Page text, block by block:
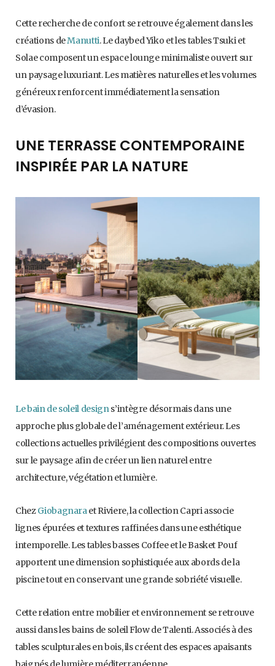
Cette recherche de confort se retrouve également dans les
créations deManutti. Le daybed Yiko et les tables Tsuki et
Solae composent un espace lounge minimaliste ouvert sur
un paysage luxuriant. Les matières naturelles et les volumes
généreux renforcent immédiatement la sensation
d’évasion.
UNE TERRASSE CONTEMPORAINE
INSPIRÉE PAR LA NATURE
Le bain de soleil designs’intègre désormais dans une
approche plus globale de l’aménagement extérieur. Les
collections actuelles privilégient des compositions ouvertes
sur le paysage afin de créer un lien naturel entre
architecture, végétation et lumière.
ChezGiobagnaraet Riviere, la collection Capri associe
lignes épurées et textures raffinées dans une esthétique
intemporelle. Les tables basses Coffee et le Basket Pouf
apportent une dimension sophistiquée aux abords de la
piscine tout en conservant une grande sobriété visuelle.
Cette relation entre mobilier et environnement se retrouve
aussi dans les bains de soleil Flow de Talenti. Associés à des
tables sculpturales en bois, ils créent des espaces apaisants